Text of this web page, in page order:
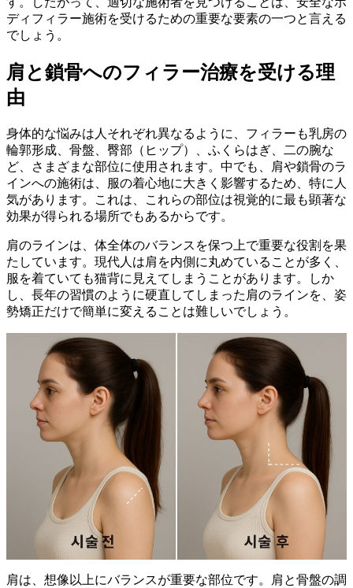
ディフィラー施術を受けるための重要な要素の一つと言える
でしょう。
肩と鎖骨へのフィラー治療を受ける理
由
身体的な悩みは人それぞれ異なるように、フィラーも乳房の
輪郭形成、骨盤、臀部（ヒップ）、ふくらはぎ、二の腕な
ど、さまざまな部位に使用されます。中でも、肩や鎖骨のラ
インへの施術は、服の着心地に大きく影響するため、特に人
気があります。これは、これらの部位は視覚的に最も顕著な
効果が得られる場所でもあるからです。
肩のラインは、体全体のバランスを保つ上で重要な役割を果
たしています。現代人は肩を内側に丸めていることが多く、
服を着ていても猫背に見えてしまうことがあります。しか
し、長年の習慣のように硬直してしまった肩のラインを、姿
勢矯正だけで簡単に変えることは難しいでしょう。
肩は、想像以上にバランスが重要な部位です。肩と骨盤の調